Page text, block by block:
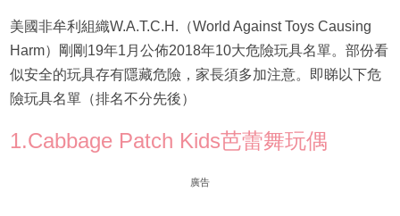
美國非牟利組織W.A.T.C.H.（World Against Toys Causing
Harm）剛剛19年1月公佈2018年10大危險玩具名單。部份看
似安全的玩具存有隱藏危險，家長須多加注意。即睇以下危
險玩具名單（排名不分先後）
1.Cabbage Patch Kids芭蕾舞玩偶
廣告